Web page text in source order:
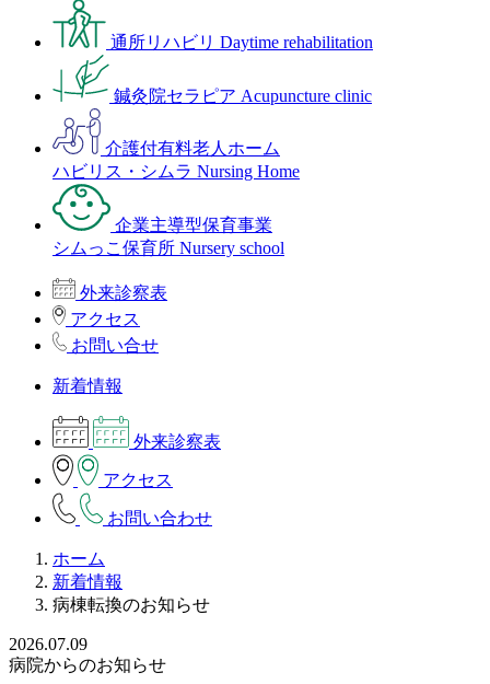
通所リハビリ Daytime rehabilitation
鍼灸院セラピア Acupuncture clinic
介護付有料老人ホーム
ハビリス・シムラ Nursing Home
企業主導型保育事業
シムっこ保育所 Nursery school
外来診察表
アクセス
お問い合せ
新着情報
外来診察表
アクセス
お問い合わせ
ホーム
新着情報
病棟転換のお知らせ
2026.07.09
病院からのお知らせ